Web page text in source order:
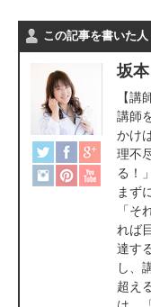
この記事を書いた人
坂
【講
講師
かけ
理不
る！
まず
「
れば
達す
し、
超え